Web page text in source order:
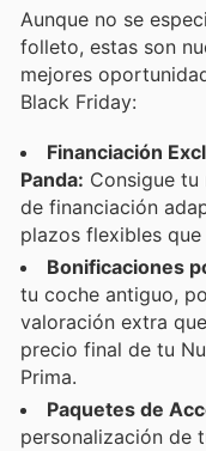
Aunque no se
folleto, estas son
mejores
Black Friday:
Financiación
Panda: Consigue
de financiación
plazos flexibles
Bonificaciones
tu coche antiguo,
valoración extra
precio final de tu
Prima.
Paquetes de
personalización de